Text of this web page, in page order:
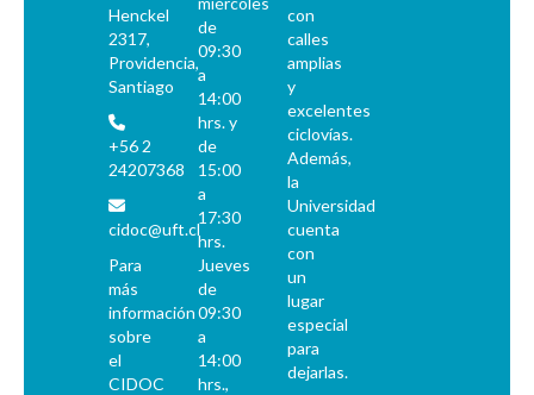
Henckel
2317,
Providencia,
Santiago
+56 2
24207368
cidoc@uft.cl
Para
más
información
sobre
el
CIDOC
de
09:30
a
14:00
hrs. y
de
15:00
a
17:30
hrs.
Jueves
de
09:30
a
14:00
hrs.,
con
calles
amplias
y
excelentes
ciclovías.
Además,
la
Universidad
cuenta
con
un
lugar
especial
para
dejarlas.